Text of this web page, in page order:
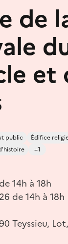
de
et
public
Édifice
+1
14h à 18h
de 14h à 18h
Teyssieu,